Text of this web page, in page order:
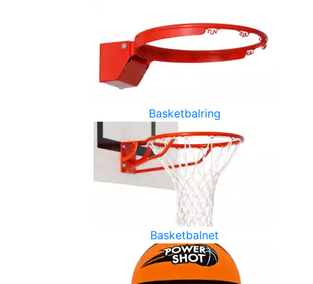
Basketbalring
Basketbalnet